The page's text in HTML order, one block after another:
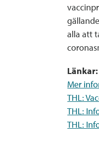
alla att
Länkar:
Mer
THL:
THL:
THL: